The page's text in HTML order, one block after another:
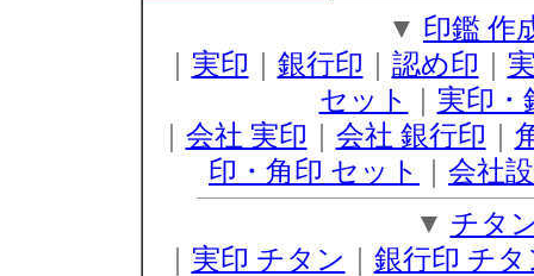
▼ 印鑑 作
実印 銀行印 認め印
セット
実印・
会社 実印 会社 銀行印
印・角印 セット
会社
▼ チタ
実印 チタン
銀行印 チタ